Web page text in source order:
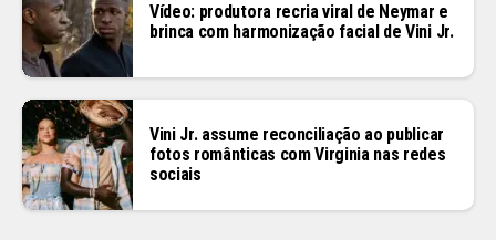
Vídeo: produtora recria viral de Neymar e
brinca com harmonização facial de Vini Jr.
Vini Jr. assume reconciliação ao publicar
fotos românticas com Virginia nas redes
sociais